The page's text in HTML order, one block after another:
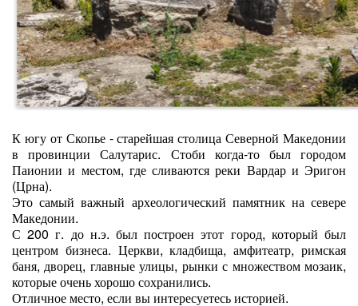
К югу от Скопье - старейшая столица Северной Македонии
в провинции Салутарис. Стоби когда-то был городом
Паионии и местом, где сливаются реки Вардар и Эригон
(Црна).
Это самый важный археологический памятник на севере
Македонии.
С 200 г. до н.э. был построен этот город, который был
центром бизнеса. Церкви, кладбища, амфитеатр, римская
баня, дворец, главные улицы, рынки с множеством мозаик,
которые очень хорошо сохранились.
Отличное место, если вы интересуетесь историей.